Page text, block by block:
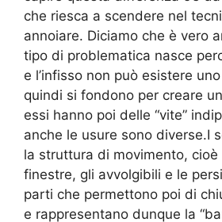
che riesca a scendere nel
annoiare. Diciamo che è vero
tipo di problematica nasce
e l’infisso non può esistere
quindi si fondono per creare
essi hanno poi delle “vite”
anche le usure sono diverse.I
la struttura di movimento, cioè
finestre, gli avvolgibili e le
parti che permettono poi di
e rappresentano dunque la